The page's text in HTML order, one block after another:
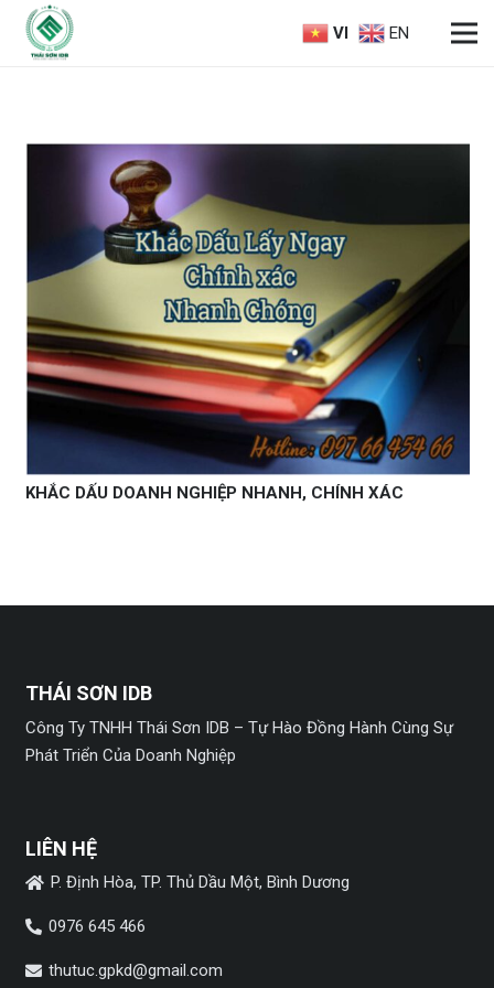
VI EN
KHẮC DẤU DOANH NGHIỆP NHANH, CHÍNH XÁC
THÁI SƠN IDB
Công Ty TNHH Thái Sơn IDB – Tự Hào Đồng Hành Cùng Sự
Phát Triển Của Doanh Nghiệp
LIÊN HỆ
P. Định Hòa, TP. Thủ Dầu Một, Bình Dương
0976 645 466
thutuc.gpkd@gmail.com